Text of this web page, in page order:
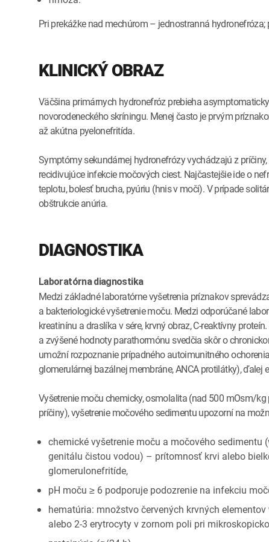
Pri prekážke nad mechúrom – jednostranná
KLINICKÝ OBRAZ
Väčšina primárnych hydronefróz prebieha
novorodeneckého skríningu. Menej často je prvým
až akútna pyelonefritída.
Symptómy sekundárnej hydronefrózy vychádzajú z
recidivujúce infekcie močových ciest. Najčastejšie ide o
teplotu, bolesť brucha, pyúriu (hnis v moči). V prípade
obštrukcie anúria.
DIAGNOSTIKA
Laboratórna diagnostika
Medzi základné laboratórne vyšetrenia príznakov
a bakteriologické vyšetrenie moču. Medzi odporúčané
kreatinínu a draslíka v sére, krvný obraz, C-reaktívny
a zvýšené hodnoty parathormónu svedčia skôr o
umožní rozpoznanie prípadného autoimunitného
glomerulárnej bazálnej membráne, ANCA protilátky),
Vyšetrenie moču chemicky, osmolalita (nad 500 mOsm/
príčiny), vyšetrenie močového sedimentu upozorní na
chemické vyšetrenie moču a močového
genitálu čistou vodou) – prítomnosť krvi alebo
glomerulonefritíde,
pH moču ≥ 6 podporuje podozrenie na infekciu
hematúria: množstvo červených krvných
alebo 2-3 erytrocyty v zornom poli pri